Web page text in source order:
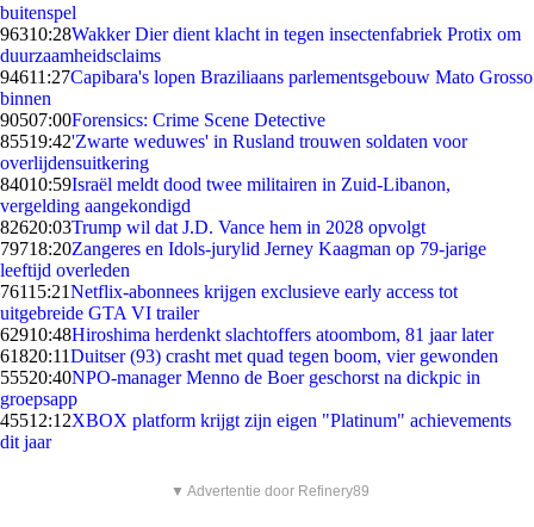
buitenspel
96310:28Wakker Dier dient klacht in tegen insectenfabriek Protix om
duurzaamheidsclaims
94611:27Capibara's lopen Braziliaans parlementsgebouw Mato Grosso
binnen
90507:00Forensics: Crime Scene Detective
85519:42'Zwarte weduwes' in Rusland trouwen soldaten voor
overlijdensuitkering
84010:59Israël meldt dood twee militairen in Zuid-Libanon,
vergelding aangekondigd
82620:03Trump wil dat J.D. Vance hem in 2028 opvolgt
79718:20Zangeres en Idols-jurylid Jerney Kaagman op 79-jarige
leeftijd overleden
76115:21Netflix-abonnees krijgen exclusieve early access tot
uitgebreide GTA VI trailer
62910:48Hiroshima herdenkt slachtoffers atoombom, 81 jaar later
61820:11Duitser (93) crasht met quad tegen boom, vier gewonden
55520:40NPO-manager Menno de Boer geschorst na dickpic in
groepsapp
45512:12XBOX platform krijgt zijn eigen "Platinum" achievements
dit jaar
▼ Advertentie door Refinery89